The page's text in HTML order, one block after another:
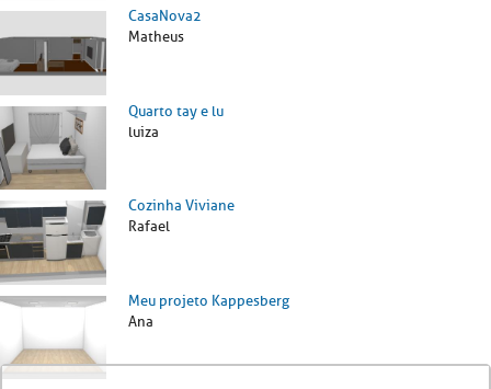
CasaNova2
Matheus
Quarto tay e lu
luiza
Cozinha Viviane
Rafael
Meu projeto Kappesberg
Ana